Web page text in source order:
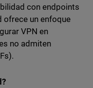
con endpoints
ofrece un enfoque
VPN en
no admiten